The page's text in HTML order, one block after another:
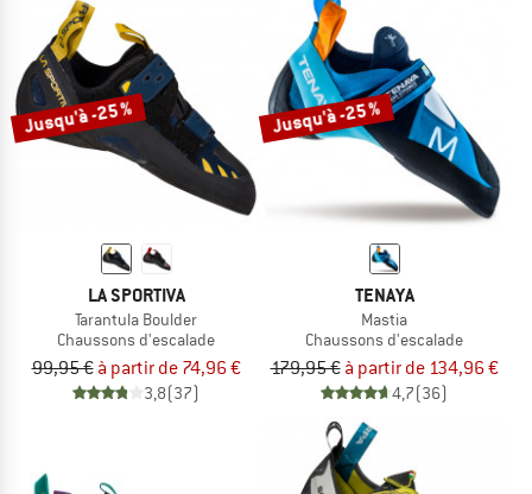
Jusqu'à -25 %
LA SPORTIVA
Tarantula Boulder
Chaussons d'escalade
99,95 € à partir de 74,96 €
3,8(37)
Jusqu'à -25 %
TENAYA
Mastia
Chaussons d'escalade
179,95 € à partir de 134,96 €
4,7(36)